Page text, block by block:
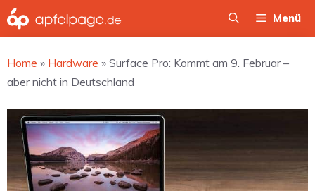
Zum
Inhalt
Menü
Home » Hardware » Surface Pro: Kommt am 9. Februar –
aber nicht in Deutschland